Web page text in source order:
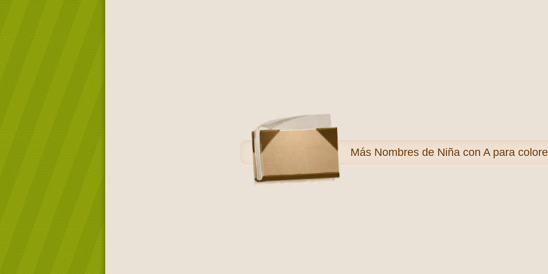
Más Nombres de Niña con A para